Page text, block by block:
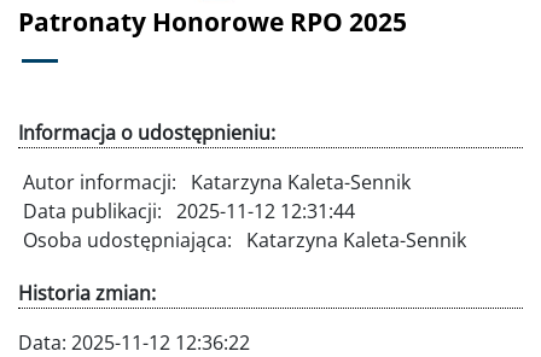
Patronaty Honorowe RPO 2025
Informacja o udostępnieniu:
Autor informacji:
Katarzyna Kaleta-Sennik
Data publikacji: 2025-11-12 12:31:44
Osoba udostępniająca:
Katarzyna Kaleta-Sennik
Historia zmian:
Data: 2025-11-12 12:36:22